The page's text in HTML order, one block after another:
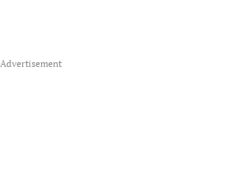
Advertisement